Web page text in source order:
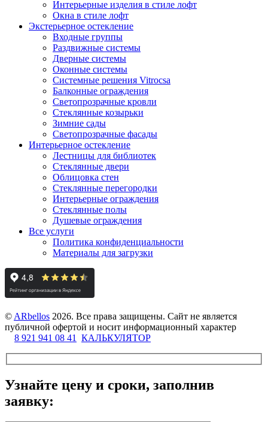
Интерьерные изделия в стиле лофт
Окна в стиле лофт
Экстерьерное остекление
Входные группы
Раздвижные системы
Дверные системы
Оконные системы
Системные решения Vitrocsa
Балконные ограждения
Светопрозрачные кровли
Стеклянные козырьки
Зимние сады
Светопрозрачные фасады
Интерьерное остекление
Лестницы для библиотек
Стеклянные двери
Облицовка стен
Стеклянные перегородки
Интерьерные ограждения
Стеклянные полы
Душевые ограждения
Все услуги
Политика конфиденциальности
Материалы для загрузки
©ARbellos 2026. Все права защищены. Сайт не является
публичной офертой и носит информационный характер
8 921 941 08 41 КАЛЬКУЛЯТОР
Узнайте цену и сроки, заполнив
заявку: